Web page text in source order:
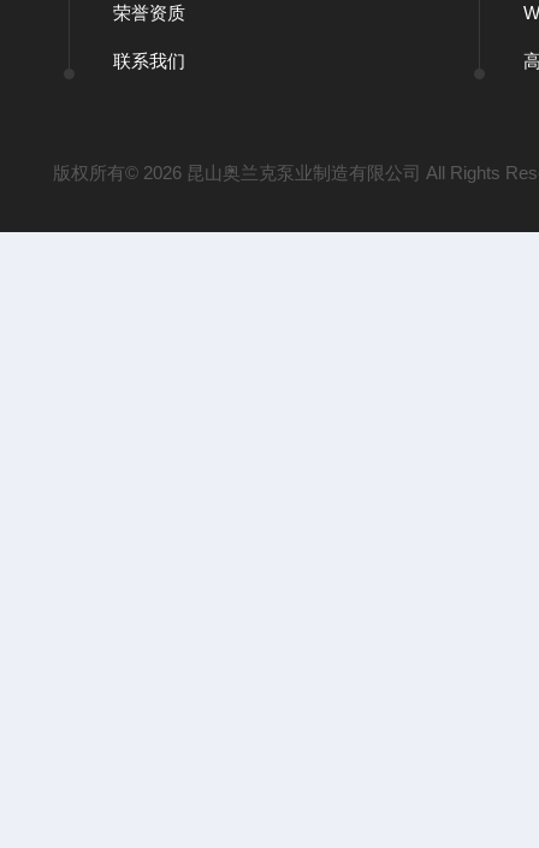
荣誉资质
联系我们
版权所有© 2026 昆山奥兰克泵业制造有限公司 All Rights